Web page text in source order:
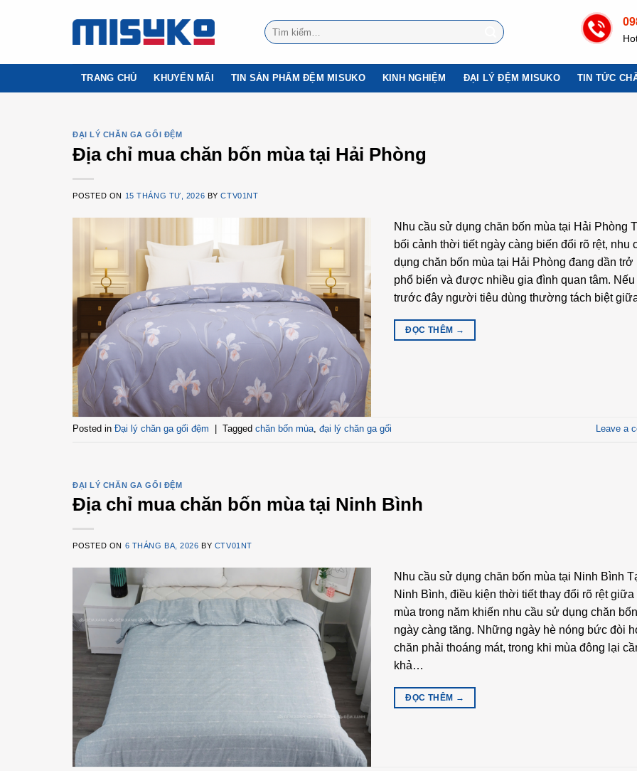
Tìm
kiếm:
TRANG CHỦ KHUYẾN MÃI TIN SẢN PHẨM ĐỆM MISUKO KINH NGHIỆM ĐẠI LÝ ĐỆM MISUKO TIN TỨC
ĐẠI LÝ CHĂN GA GỐI ĐỆM
Địa chỉ mua chăn bốn mùa tại Hải Phòng
POSTED ON 15 THÁNG TƯ, 2026 BYCTV01NT
Nhu cầu sử dụng chăn bốn mùa tại Hải Phòng
bối cảnh thời tiết ngày càng biến đổi rõ rệt, nhu
dụng chăn bốn mùa tại Hải Phòng đang dần trở
phổ biến và được nhiều gia đình quan tâm.
trước đây người tiêu dùng thường tách biệt
ĐỌC THÊM →
Posted in Đại lý chăn ga gối đệm Tagged chăn bốn mùa đại lý chăn ga gối Leave a
ĐẠI LÝ CHĂN GA GỐI ĐỆM
Địa chỉ mua chăn bốn mùa tại Ninh Bình
POSTED ON 6 THÁNG BA, 2026 BY CTV01NT
Nhu cầu sử dụng chăn bốn mùa tại Ninh Bình
Ninh Bình, điều kiện thời tiết thay đổi rõ rệt giữa
mùa trong năm khiến nhu cầu sử dụng chăn
ngày càng tăng. Những ngày hè nóng bức đòi
chăn phải thoáng mát, trong khi mùa đông lại
khả…
ĐỌC THÊM →